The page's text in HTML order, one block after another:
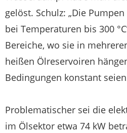
gelöst. Schulz: „Die
bei Temperaturen bis 300
Bereiche, wo sie in
heißen Ölreservoiren
Bedingungen konstant
Problematischer sei die
im Ölsektor etwa 74 kW